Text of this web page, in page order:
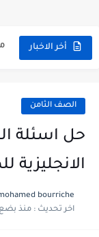
أخر الاخبار
الصف الثامن
bourriche
اخر تحديث :منذ بضع